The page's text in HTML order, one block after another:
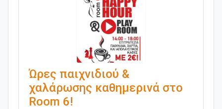
Ώρες παιχνιδιού &
χαλάρωσης καθημερινά στο
Room 6!